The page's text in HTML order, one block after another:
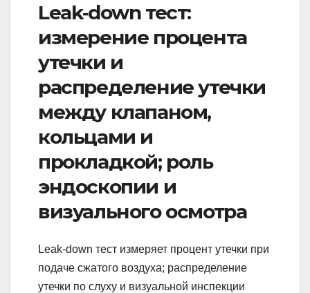
Leak‑down тест:
измерение процента
утечки и
распределение утечки
между клапаном,
кольцами и
прокладкой; роль
эндоскопии и
визуального осмотра
Leak‑down тест измеряет процент утечки при
подаче сжатого воздуха; распределение
утечки по слуху и визуальной инспекции